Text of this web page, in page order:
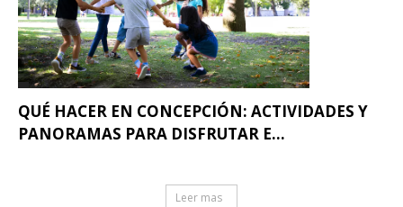
QUÉ HACER EN CONCEPCIÓN: ACTIVIDADES Y
PANORAMAS PARA DISFRUTAR E...
Leer mas